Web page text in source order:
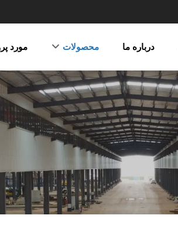
درباره ما محصولات مورد